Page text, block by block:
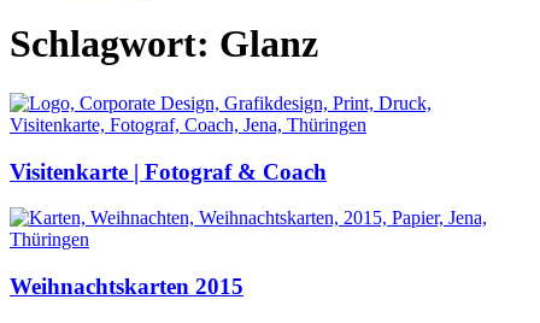
Schlagwort: Glanz
Visitenkarte | Fotograf & Coach
Weihnachtskarten 2015